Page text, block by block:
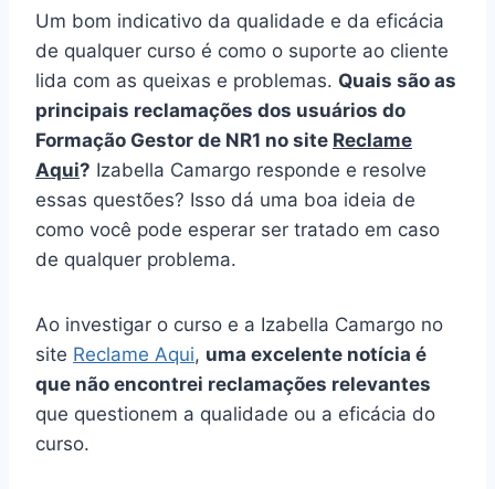
Um bom indicativo da qualidade e da eficácia
de qualquer curso é como o suporte ao cliente
lida com as queixas e problemas. Quais são as
principais reclamações dos usuários do
Formação Gestor de NR1 no site Reclame
Aqui? Izabella Camargo responde e resolve
essas questões? Isso dá uma boa ideia de
como você pode esperar ser tratado em caso
de qualquer problema.
Ao investigar o curso e a Izabella Camargo no
site Reclame Aqui, uma excelente notícia é
que não encontrei reclamações relevantes
que questionem a qualidade ou a eficácia do
curso.